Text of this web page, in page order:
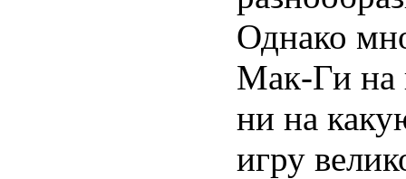
Однако
Мак-Ги на
ни на
игру